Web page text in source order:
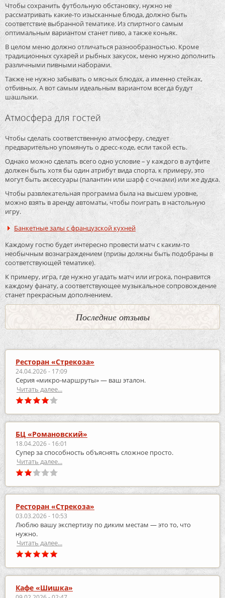
Чтобы сохранить футбольную обстановку, нужно не
рассматривать какие-то изысканные блюда, должно быть
соответствие выбранной тематике. Из спиртного самым
оптимальным вариантом станет пиво, а также коньяк.
В целом меню должно отличаться разнообразностью. Кроме
традиционных сухарей и рыбных закусок, меню нужно дополнить
различными пивными наборами.
Также не нужно забывать о мясных блюдах, а именно стейках,
отбивных. А вот самым идеальным вариантом всегда будут
шашлыки.
Атмосфера для гостей
Чтобы сделать соответственную атмосферу, следует
предварительно упомянуть о дресс-коде, если такой есть.
Однако можно сделать всего одно условие – у каждого в аутфите
должен быть хотя бы один атрибут вида спорта, к примеру, это
могут быть аксессуары (палантин или шарф с очками) или же дудка.
Чтобы развлекательная программа была на высшем уровне,
можно взять в аренду автоматы, чтобы поиграть в настольную
игру.
Банкетные залы с французской кухней
Каждому гостю будет интересно провести матч с каким-то
необычным вознаграждением (призы должны быть подобраны в
соответствующей тематике).
К примеру, игра, где нужно угадать матч или игрока, понравится
каждому фанату, а соответствующее музыкальное сопровождение
станет прекрасным дополнением.
Последние отзывы
Ресторан «Стрекоза»
24.04.2026 - 17:09
Серия «микро‑маршруты» — ваш эталон.
Читать далее...
БЦ «Романовский»
18.04.2026 - 16:01
Супер за способность объяснять сложное просто.
Читать далее...
Ресторан «Стрекоза»
03.03.2026 - 10:53
Люблю вашу экспертизу по диким местам — это то, что
нужно.
Читать далее...
Кафе «Шишка»